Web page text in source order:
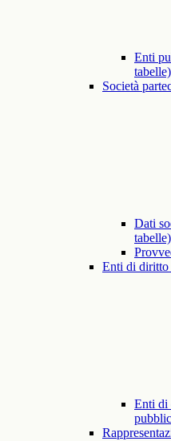
Enti
tabelle)
Società
Dati
tabelle)
Enti di diritto
Enti di